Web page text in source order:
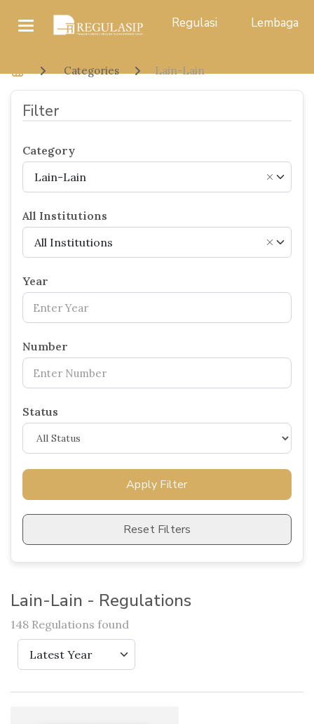
Regulasi Lembaga
Categories Lain-Lain
Filter
Category
×
Lain-Lain
All Institutions
×
All Institutions
Year
Number
Status
Apply Filter
Reset Filters
Lain-Lain - Regulations
148 Regulations found
Latest Year